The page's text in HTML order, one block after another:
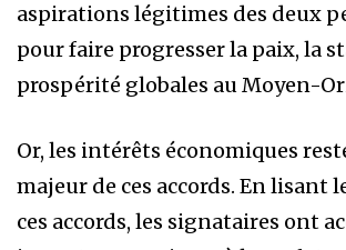
aspirations légitimes des deux
pour faire progresser la paix, la
prospérité globales au Moyen-
Or, les intérêts économiques
majeur de ces accords. En lisant
ces accords, les signataires ont